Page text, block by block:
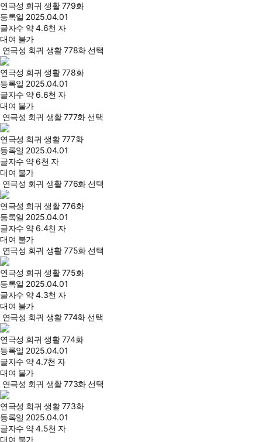
연극성 회귀 생활 779화
등록일 2025.04.01
글자수 약 4.6천 자
대여 불가
연극성 회귀 생활 778화 선택
연극성 회귀 생활 778화
등록일 2025.04.01
글자수 약 6.6천 자
대여 불가
연극성 회귀 생활 777화 선택
연극성 회귀 생활 777화
등록일 2025.04.01
글자수 약 6천 자
대여 불가
연극성 회귀 생활 776화 선택
연극성 회귀 생활 776화
등록일 2025.04.01
글자수 약 6.4천 자
대여 불가
연극성 회귀 생활 775화 선택
연극성 회귀 생활 775화
등록일 2025.04.01
글자수 약 4.3천 자
대여 불가
연극성 회귀 생활 774화 선택
연극성 회귀 생활 774화
등록일 2025.04.01
글자수 약 4.7천 자
대여 불가
연극성 회귀 생활 773화 선택
연극성 회귀 생활 773화
등록일 2025.04.01
글자수 약 4.5천 자
대여 불가